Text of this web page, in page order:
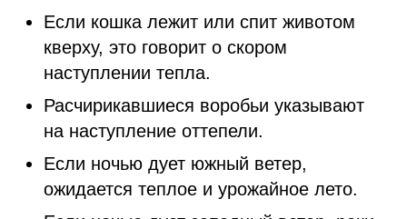
Если кошка лежит или спит животом
кверху, это говорит о скором
наступлении тепла.
Расчирикавшиеся воробьи указывают
на наступление оттепели.
Если ночью дует южный ветер,
ожидается теплое и урожайное лето.